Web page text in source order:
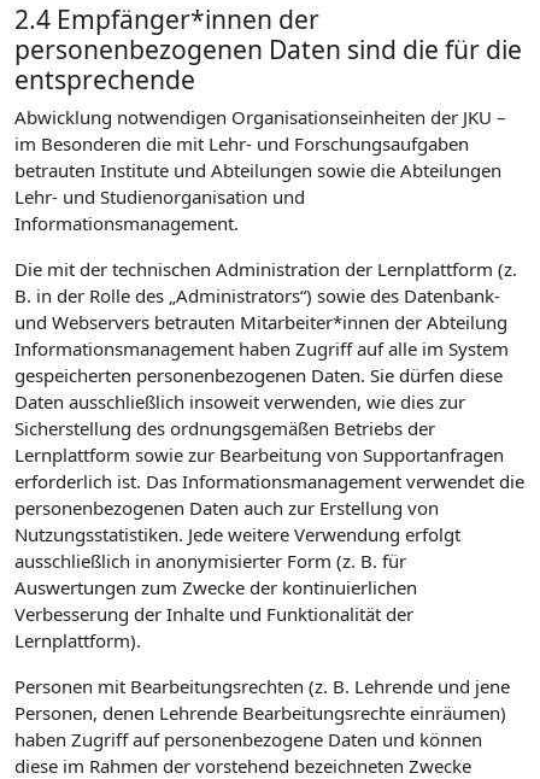
2.4 Empfänger*innen der
personenbezogenen Daten sind die für die
entsprechende
Abwicklung notwendigen Organisationseinheiten der JKU –
im Besonderen die mit Lehr- und Forschungsaufgaben
betrauten Institute und Abteilungen sowie die Abteilungen
Lehr- und Studienorganisation und
Informationsmanagement.
Die mit der technischen Administration der Lernplattform (z.
B. in der Rolle des „Administrators“) sowie des Datenbank-
und Webservers betrauten Mitarbeiter*innen der Abteilung
Informationsmanagement haben Zugriff auf alle im System
gespeicherten personenbezogenen Daten. Sie dürfen diese
Daten ausschließlich insoweit verwenden, wie dies zur
Sicherstellung des ordnungsgemäßen Betriebs der
Lernplattform sowie zur Bearbeitung von Supportanfragen
erforderlich ist. Das Informationsmanagement verwendet die
personenbezogenen Daten auch zur Erstellung von
Nutzungsstatistiken. Jede weitere Verwendung erfolgt
ausschließlich in anonymisierter Form (z. B. für
Auswertungen zum Zwecke der kontinuierlichen
Verbesserung der Inhalte und Funktionalität der
Lernplattform).
Personen mit Bearbeitungsrechten (z. B. Lehrende und jene
Personen, denen Lehrende Bearbeitungsrechte einräumen)
haben Zugriff auf personenbezogene Daten und können
diese im Rahmen der vorstehend bezeichneten Zwecke